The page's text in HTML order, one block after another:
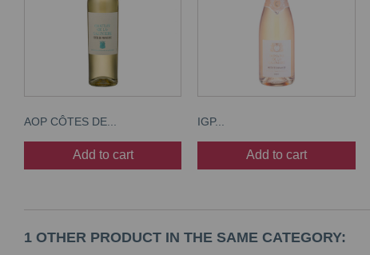
AOP CÔTES DE...
Add to cart
IGP...
Add to cart
1 OTHER PRODUCT IN THE SAME CATEGORY: